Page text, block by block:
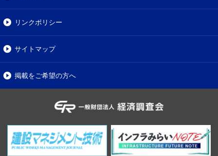
リンクポリシー
サイトマップ
掲載をご希望の方へ